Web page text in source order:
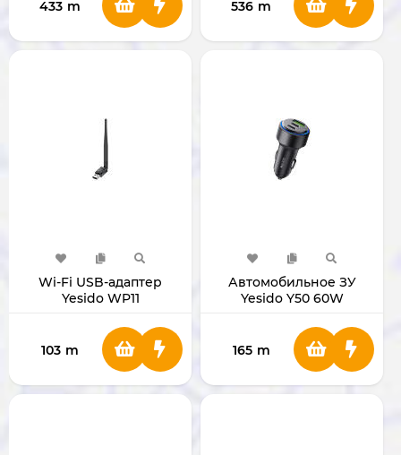
433 m 536 m
Wi-Fi USB-адаптер
Yesido WP11
103 m
Автомобильное ЗУ
Yesido Y50 60W
165 m